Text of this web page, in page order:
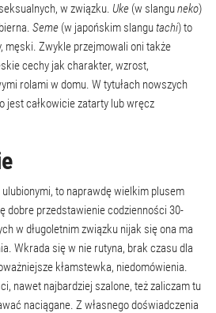
w związku. Uke (w slanguneko)
Seme (w japońskim slangutachi) to
męski. Zwykle przejmowali oni także
cechy jak charakter, wzrost,
rolami w domu. W tytułach nowszych
jest całkowicie zatarty lub wręcz
to naprawdę wielkim plusem
dobre przedstawienie codzienności 30-
w długoletnim związku nijak się ona ma
Wkrada się w nie rutyna, brak czasu dla
kłamstewka, niedomówienia.
nawet najbardziej szalone, też zaliczam tu
naciągane. Z własnego doświadczenia